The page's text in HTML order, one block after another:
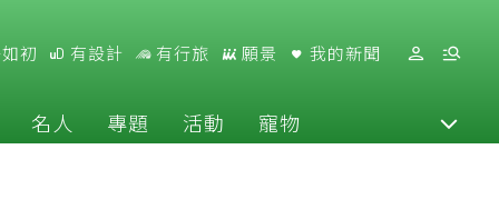
初 有設計 有行旅 願景 我的新聞
名人 專題 活動 寵物